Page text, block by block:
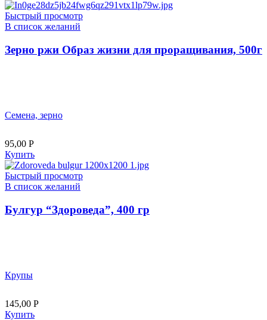
Быстрый просмотр
В список желаний
Зерно ржи Образ жизни для проращивания, 500г
Семена, зерно
95,00 Р
Купить
Быстрый просмотр
В список желаний
Булгур “Здороведа”, 400 гр
Крупы
145,00 Р
Купить